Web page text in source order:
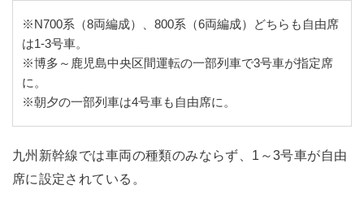
※N700系（8両編成）、800系（6両編成）どちらも自由席
は1-3号車。
※博多～鹿児島中央区間運転の一部列車で3号車が指定席
に。
※朝夕の一部列車は4号車も自由席に。
九州新幹線では車両の種類のみならず、1～3号車が自由
席に設定されている。